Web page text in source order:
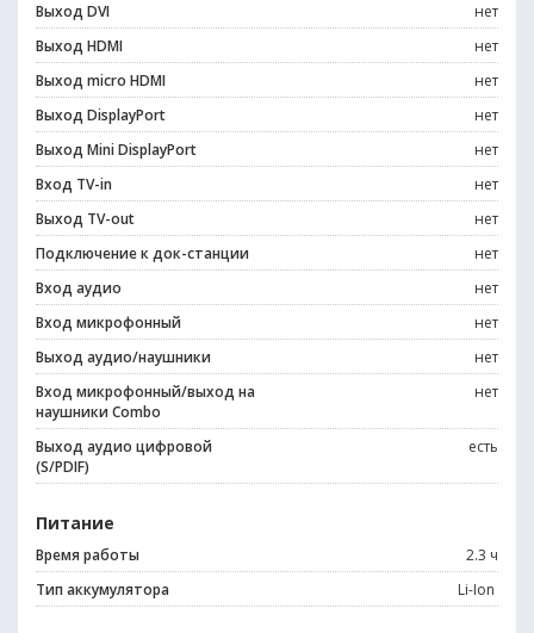
Выход DVI
нет
Выход HDMI
нет
Выход micro HDMI
нет
Выход DisplayPort
нет
Выход Mini DisplayPort
нет
Вход TV-in
нет
Выход TV-out
нет
Подключение к док-станции
нет
Вход аудио
нет
Вход микрофонный
нет
Выход аудио/наушники
нет
Вход микрофонный/выход на
наушники Combo
нет
Выход аудио цифровой
(S/PDIF)
есть
Питание
Время работы
2.3 ч
Тип аккумулятора
Li-Ion